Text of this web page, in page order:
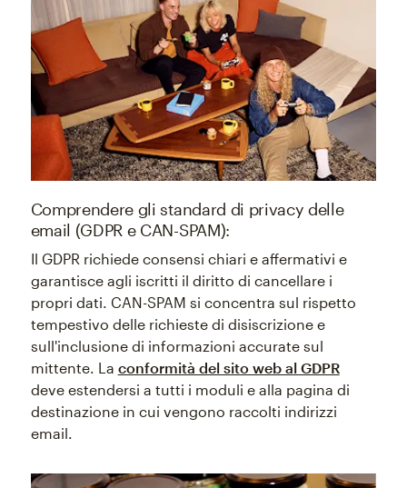
Comprendere gli standard di privacy delle
email (GDPR e CAN-SPAM):
Il GDPR richiede consensi chiari e affermativi e
garantisce agli iscritti il diritto di cancellare i
propri dati. CAN-SPAM si concentra sul rispetto
tempestivo delle richieste di disiscrizione e
sull'inclusione di informazioni accurate sul
mittente. La conformità del sito web al GDPR
deve estendersi a tutti i moduli e alla pagina di
destinazione in cui vengono raccolti indirizzi
email.